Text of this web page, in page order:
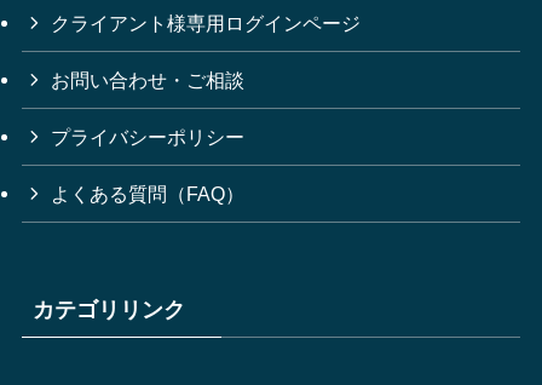
クライアント様専用ログインページ
お問い合わせ・ご相談
プライバシーポリシー
よくある質問（FAQ）
カテゴリリンク